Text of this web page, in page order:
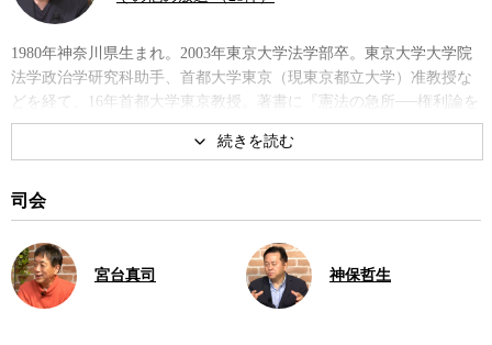
1980年神奈川県生まれ。2003年東京大学法学部卒。東京大学大学院
法学政治学研究科助手、首都大学東京（現東京都立大学）准教授な
どを経て、16年首都大学東京教授。著書に『憲法の急所──権利論を
組み立てる』、『テレビが伝えない憲 法の話』、『自衛隊と憲
法』、共著に『憲法問答』、『憲法という希望』など。
著書
司会
宮台真司 神保哲生